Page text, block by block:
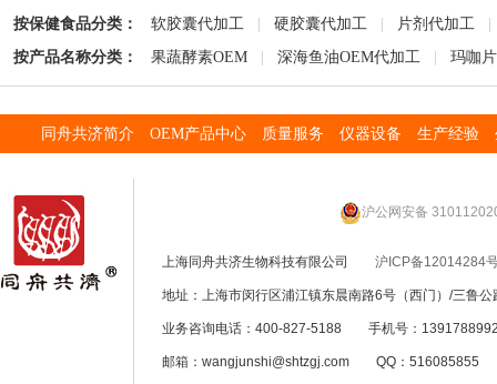
按保健食品分类：
软胶囊代加工 硬胶囊代加工 片剂代加工
按产品名称分类：
果蔬酵素OEM 深海鱼油OEM代加工 玛咖
同舟共济简介 OEM产品中心 质量服务 仪器设备 生产经验
沪公网安备
上海同舟共济生物科技有限公司 沪ICP备12014284
地址：上海市闵行区浦江镇东晨南路6号（西门）/三鲁
业务咨询电话：400-827-5188 手机号：
邮箱：wangjunshi@shtzgj.com QQ：516085855